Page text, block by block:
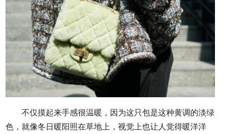
不仅摸起来手感很温暖，因为这只包是这种黄调的淡绿
色，就像冬日暖阳照在草地上，视觉上也让人觉得暖洋洋